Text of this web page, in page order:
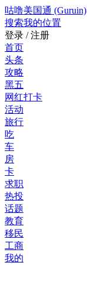
咕噜美国通 (Guruin)
搜索我的位置
登录 / 注册
首页
头条
攻略
黑五
网红打卡
活动
旅行
吃
车
房
卡
求职
热投
话题
教育
移民
工商
我的